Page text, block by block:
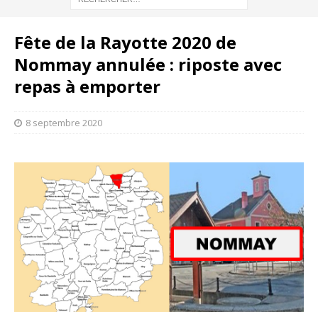
Fête de la Rayotte 2020 de
Nommay annulée : riposte avec
repas à emporter
8 septembre 2020